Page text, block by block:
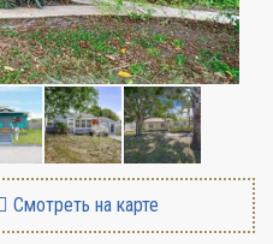
Смотреть на карте